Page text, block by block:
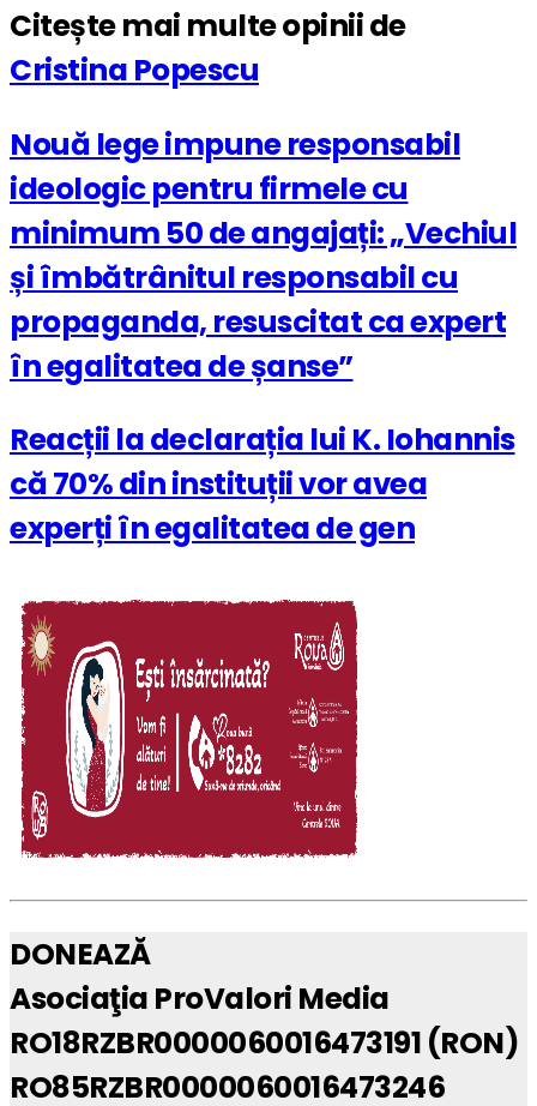
Citește mai multe opinii de
Cristina Popescu
Nouă lege impune responsabil
ideologic pentru firmele cu
minimum 50 de angajați: „Vechiul
și îmbătrânitul responsabil cu
propaganda, resuscitat ca expert
în egalitatea de șanse”
Reacții la declarația lui K. Iohannis
că 70% din instituții vor avea
experți în egalitatea de gen
DONEAZĂ
Asociaţia ProValori Media
RO18RZBR0000060016473191 (RON)
RO85RZBR0000060016473246